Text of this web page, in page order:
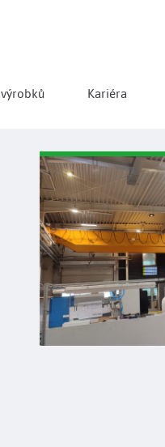
Kariéra